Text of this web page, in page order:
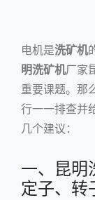
电机是洗矿机
明洗矿机厂家
重要课题。那
行一一排查并
几个建议：
一、昆明
定子、转